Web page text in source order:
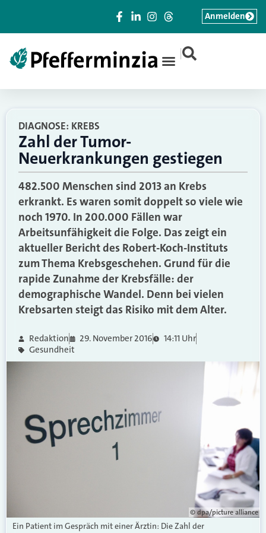
|
Anmelden
DIAGNOSE: KREBS
Zahl der Tumor-
Neuerkrankungen gestiegen
482.500 Menschen sind 2013 an Krebs
erkrankt. Es waren somit doppelt so viele wie
noch 1970. In 200.000 Fällen war
Arbeitsunfähigkeit die Folge. Das zeigt ein
aktueller Bericht des Robert-Koch-Instituts
zum Thema Krebsgeschehen. Grund für die
rapide Zunahme der Krebsfälle: der
demographische Wandel. Denn bei vielen
Krebsarten steigt das Risiko mit dem Alter.
Redaktion 29. November 2016
14:11 Uhr
Gesundheit
© dpa/picture alliance
Ein Patient im Gespräch mit einer Ärztin: Die Zahl der